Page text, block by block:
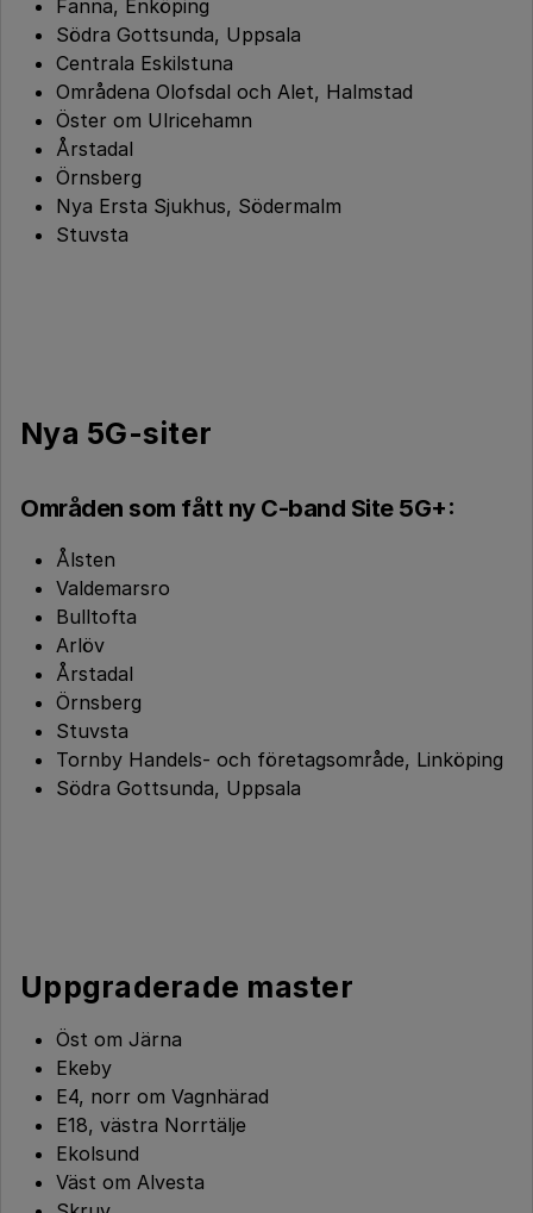
Fanna, Enköping
Södra Gottsunda, Uppsala
Centrala Eskilstuna
Områdena Olofsdal och Alet, Halmstad
Öster om Ulricehamn
Årstadal
Örnsberg
Nya Ersta Sjukhus, Södermalm
Stuvsta
Nya 5G-siter
Områden som fått ny C-band Site 5G+:
Ålsten
Valdemarsro
Bulltofta
Arlöv
Årstadal
Örnsberg
Stuvsta
Tornby Handels- och företagsområde, Linköping
Södra Gottsunda, Uppsala
Uppgraderade master
Öst om Järna
Ekeby
E4, norr om Vagnhärad
E18, västra Norrtälje
Ekolsund
Väst om Alvesta